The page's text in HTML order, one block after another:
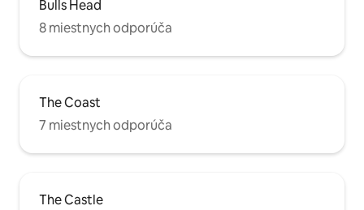
Bulls Head
8 miestnych odporúča
The Coast
7 miestnych odporúča
The Castle